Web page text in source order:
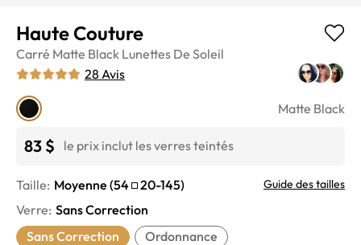
Haute Couture
Carré Matte Black Lunettes De Soleil
28 Avis
Matte Black
83 $ le prix inclut les verres teintés
Taille: Moyenne (54 20-145) Guide des tailles
Verre: Sans Correction
Sans Correction
Ordonnance